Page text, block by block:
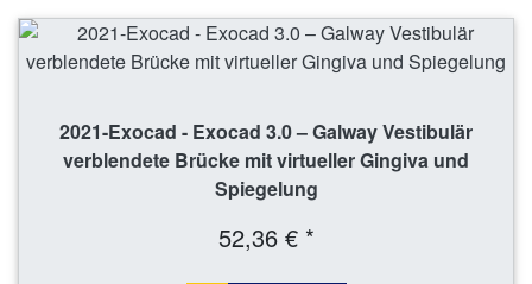
2021-Exocad - Exocad 3.0 – Galway Vestibulär
verblendete Brücke mit virtueller Gingiva und
Spiegelung
52,36 € *